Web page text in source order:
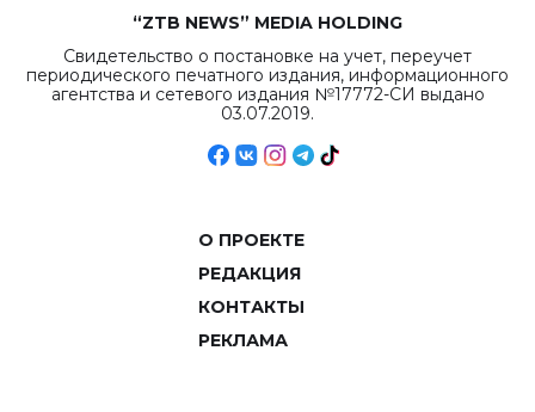
“ZTB NEWS” MEDIA HOLDING
Свидетельство о постановке на учет, переучет
периодического печатного издания, информационного
агентства и сетевого издания №17772-СИ выдано
03.07.2019.
О ПРОЕКТЕ
РЕДАКЦИЯ
КОНТАКТЫ
РЕКЛАМА